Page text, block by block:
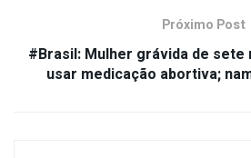
Próximo Post
#Brasil: Mulher grávida de
usar medicação abortiva;